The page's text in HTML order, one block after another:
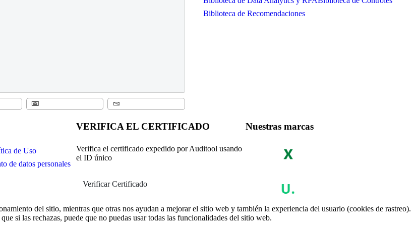
Biblioteca de Recomendaciones
de Uso
de datos personales
VERIFICA EL CERTIFICADO
Verifica el certificado expedido por Auditool usando
el ID único
Verificar Certificado
Nuestras marcas
del sitio, mientras que otras nos ayudan a mejorar el sitio web y también la experiencia del usuario (cookies de rastreo).
si las rechazas, puede que no puedas usar todas las funcionalidades del sitio web.